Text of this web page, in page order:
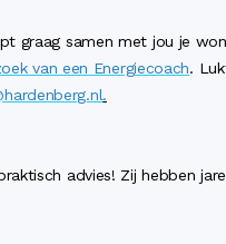
graag samen met jou je
van een Energiecoach.
.
advies! Zij hebben